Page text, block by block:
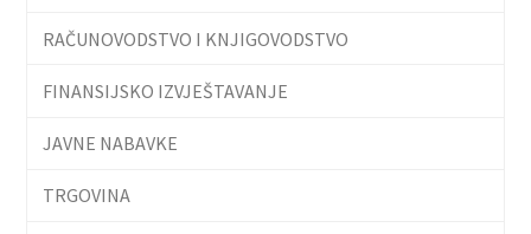
RAČUNOVODSTVO I KNJIGOVODSTVO
FINANSIJSKO IZVJEŠTAVANJE
JAVNE NABAVKE
TRGOVINA